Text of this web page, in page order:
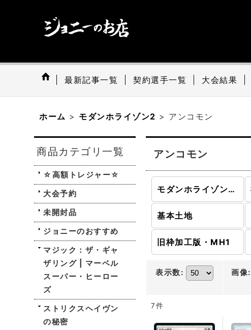
最新記事一覧 契約選手一覧 大会結果
ホーム > モダンホライゾン2 > アンコモン
商品カテゴリ一覧
☆高額トレジャー☆
大会予約
未開封品
ジョニーのおすすめ
マジック：ザ・ギャ
ザリング | マーベル
スーパー・ヒーロー
ズ
ストリクスヘイヴン
の秘密
アンコモン
モダンホライゾン2 (全商品)
基本土地
旧枠加工版・MH1
表示数: 画像:
7件